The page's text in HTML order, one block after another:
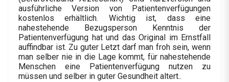
ausführliche Version von Patientenverfügungen
kostenlos erhältlich. Wichtig ist, dass eine
nahestehende Bezugsperson Kenntnis der
Patientenverfügung hat und das Original im Ernstfall
auffindbar ist. Zu guter Letzt darf man froh sein, wenn
man selber nie in die Lage kommt, für nahestehende
Menschen eine Patientenverfügung nutzen zu
müssen und selber in guter Gesundheit altert..